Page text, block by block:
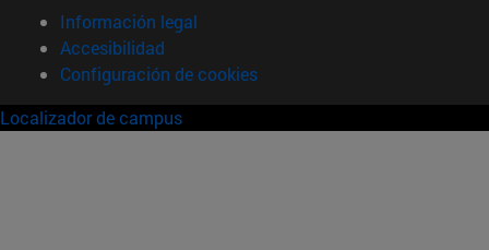
Información legal
Accesibilidad
Configuración de cookies
Localizador de campus